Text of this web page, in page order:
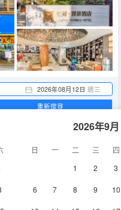
2026年08月12日 週三
2026年9月
日 一 二 三
四
1
2 3
6 7 8 9 10
重新搜尋
空調